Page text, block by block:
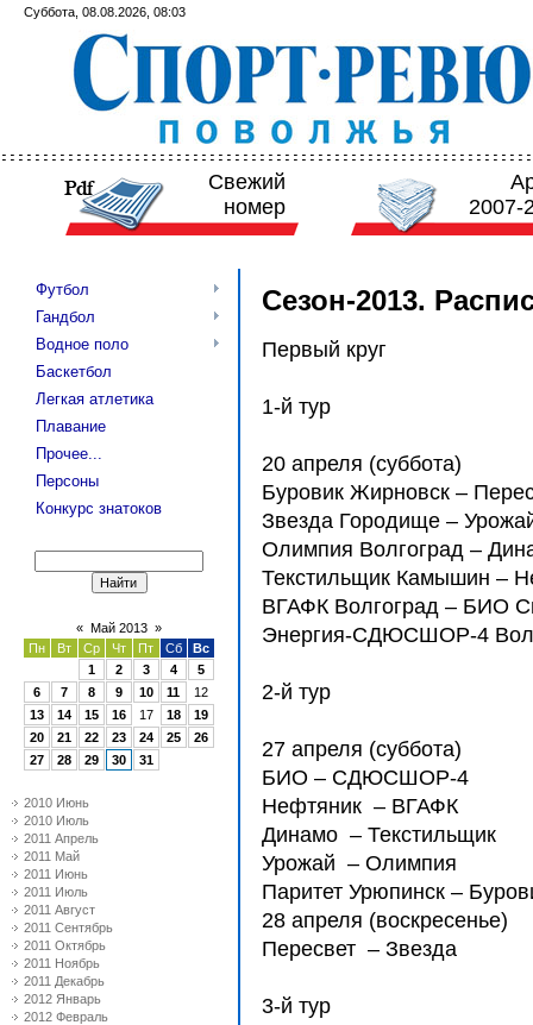
Суббота, 08.08.2026, 08:03
Свежий
номер
2007-
Футбол
Гандбол
Водное поло
Баскетбол
Легкая атлетика
Плавание
Прочее...
Персоны
Конкурс знатоков
« Май 2013 »
Пн
Вт Ср Чт Пт Сб
Вс
1
2 3 4
5
6
7 8 9 10 11
12
13
14 15 16 17 18
19
20
21 22 23 24 25
26
27
28 29 30 31
2010 Июнь
2010 Июль
2011 Апрель
2011 Май
2011 Июнь
2011 Июль
2011 Август
2011 Сентябрь
2011 Октябрь
2011 Ноябрь
2011 Декабрь
2012 Январь
2012 Февраль
Сезон-2013.
Первый круг
1-й тур
20 апреля (суббота)
Буровик Жирновск –
Звезда Городище –
Олимпия Волгоград –
Текстильщик Камышин –
ВГАФК Волгоград – БИО
Энергия-СДЮCШОР-4
2-й тур
27 апреля (суббота)
БИО – СДЮCШОР-4
Нефтяник – ВГАФК
Динамо – Текстильщик
Урожай – Олимпия
Паритет Урюпинск –
28 апреля (воскресенье)
Пересвет – Звезда
3-й тур